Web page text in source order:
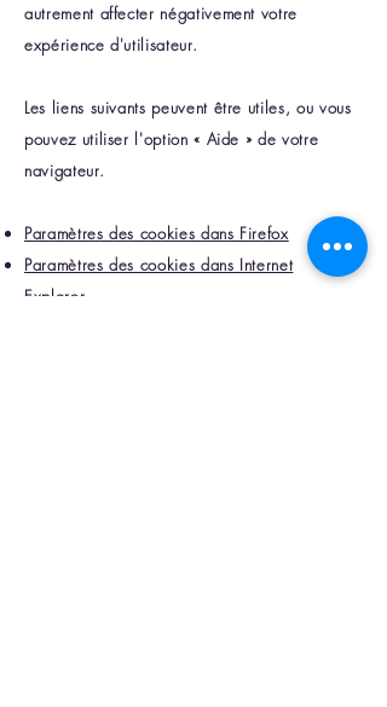
autrement affecter négativement votre
expérience d'utilisateur.
Les liens suivants peuvent être utiles, ou vous
pouvez utiliser l'option « Aide » de votre
navigateur.
Paramètres des cookies dans Firefox
Paramètres des cookies dans Internet
Explorer